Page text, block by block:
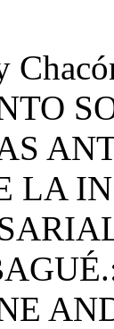
LA